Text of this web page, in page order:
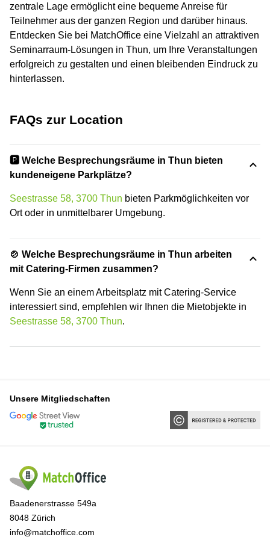
zentrale Lage ermöglicht eine bequeme Anreise für
Teilnehmer aus der ganzen Region und darüber hinaus.
Entdecken Sie bei MatchOffice eine Vielzahl an attraktiven
Seminarraum-Lösungen in Thun, um Ihre Veranstaltungen
erfolgreich zu gestalten und einen bleibenden Eindruck zu
hinterlassen.
FAQs zur Location
🅿️ Welche Besprechungsräume in Thun bieten
kundeneigene Parkplätze?
Seestrasse 58, 3700 Thun bieten Parkmöglichkeiten vor
Ort oder in unmittelbarer Umgebung.
🍲 Welche Besprechungsräume in Thun arbeiten
mit Catering-Firmen zusammen?
Wenn Sie an einem Arbeitsplatz mit Catering-Service
interessiert sind, empfehlen wir Ihnen die Mietobjekte in
Seestrasse 58, 3700 Thun.
Unsere Mitgliedschaften
Baadenerstrasse 549a
8048 Zürich
info@matchoffice.com